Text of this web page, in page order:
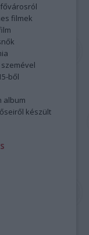
filmek
ből
album
készült